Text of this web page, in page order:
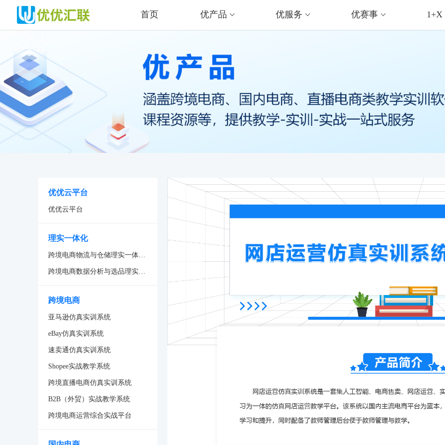
首页 优产品 优服务 优赛事 1+X
优优云平台
优优云平台
理实一体化
跨境电商物流与仓储理实一体化系统
跨境电商数据分析与选品理实一体化系统
跨境电商
亚马逊仿真实训系统
eBay仿真实训系统
速卖通仿真实训系统
Shopee实战教学系统
跨境直播电商仿真实训系统
B2B（外贸）实战教学系统
跨境电商运营综合实战平台